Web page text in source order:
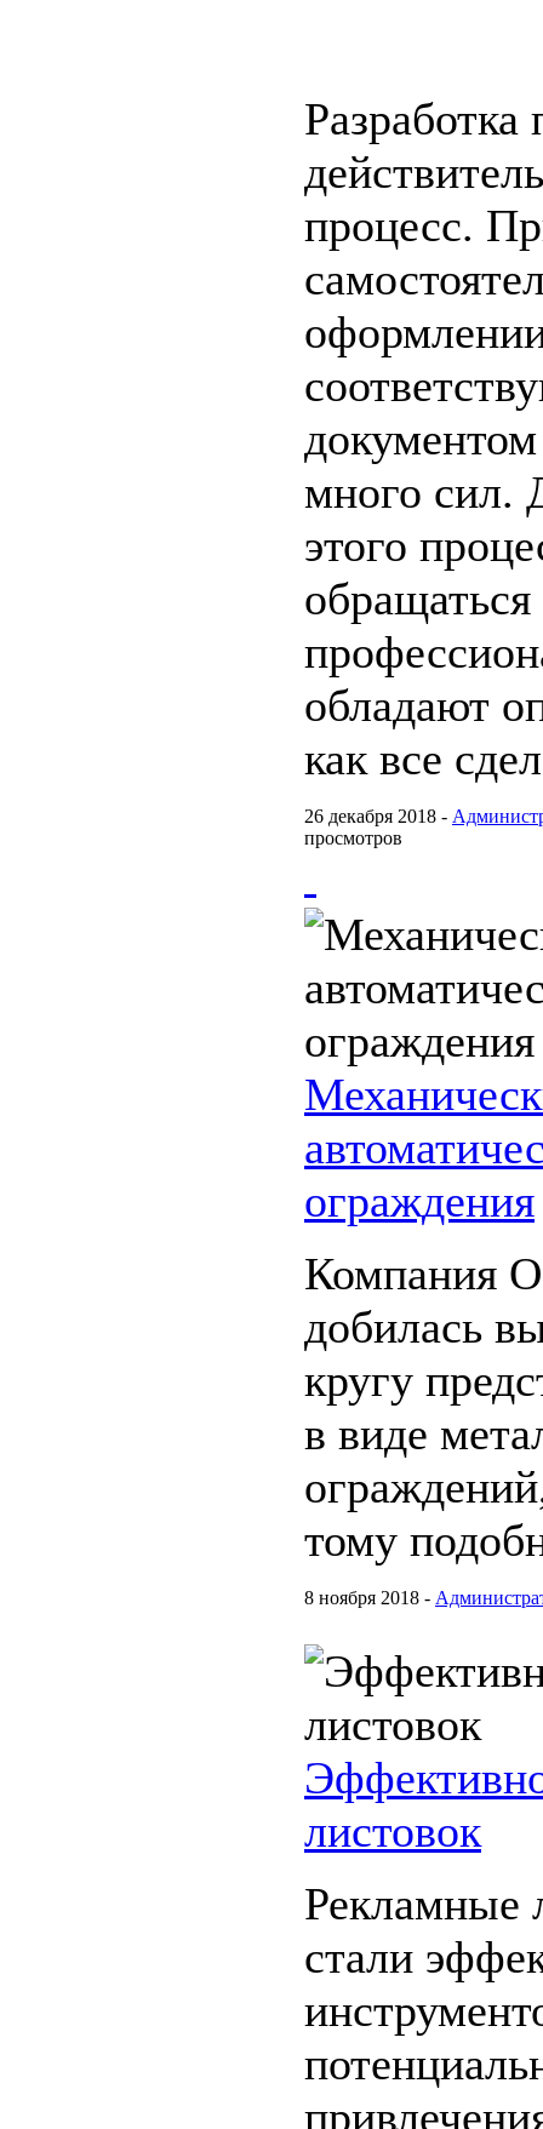
Разработка
процесс.
много сил.
этого
обращаться
обладают
как все
26 декабря 2018 -
просмотров
ограждения
Компания
добилась
кругу
в виде
тому
8 ноября 2018 -
листовок
Рекламные
стали